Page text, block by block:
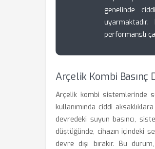
genelinde
performanslı
Arçelik Kombi Basınç
Arçelik kombi sistemlerinde
kullanımında ciddi
devredeki suyun basıncı,
düştüğünde, cihazın içindeki
devre dışı bırakır. Bu